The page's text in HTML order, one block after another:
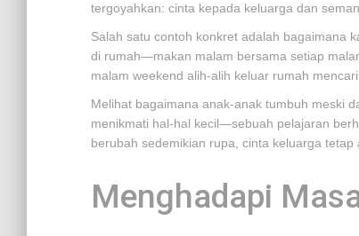
tergoyahkan: cinta kepada keluarga dan
Salah satu contoh konkret adalah bagaimana
di rumah—makan malam bersama setiap
malam weekend alih-alih keluar rumah mencari
Melihat bagaimana anak-anak tumbuh meski
menikmati hal-hal kecil—sebuah pelajaran
berubah sedemikian rupa, cinta keluarga
Menghadapi